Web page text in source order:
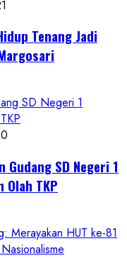
Tenang Jadi
SD Negeri 1
SD Negeri 1
Olah TKP
Merayakan HUT ke-81